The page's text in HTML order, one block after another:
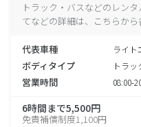
トラック・バスなどのレン
てなどの詳細は、こちらから
代表車種 ライト
ボディタイプ トラ
営業時間 08:00-
6時間まで5,500円
免責補償制度1,100円